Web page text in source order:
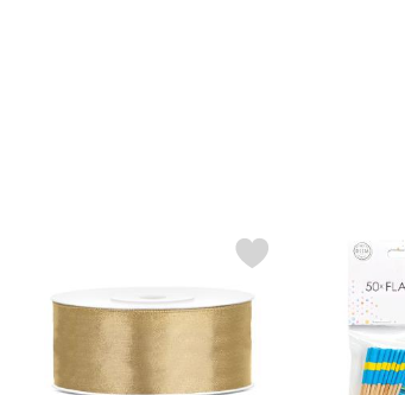
Merk satengbånd Lyst Gull 25 mm somMerk